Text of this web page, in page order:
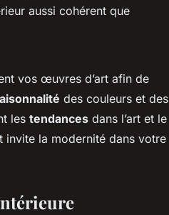
aussi cohérent que
vos œuvres d’art afin de
des couleurs et des
les tendances dans l’art et le
invite la modernité dans votre